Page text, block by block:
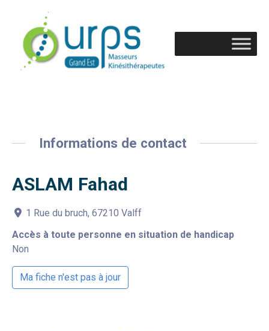
Informations de contact
ASLAM Fahad
1 Rue du bruch, 67210 Valff
Accès à toute personne en situation de handicap
Non
Ma fiche n'est pas à jour